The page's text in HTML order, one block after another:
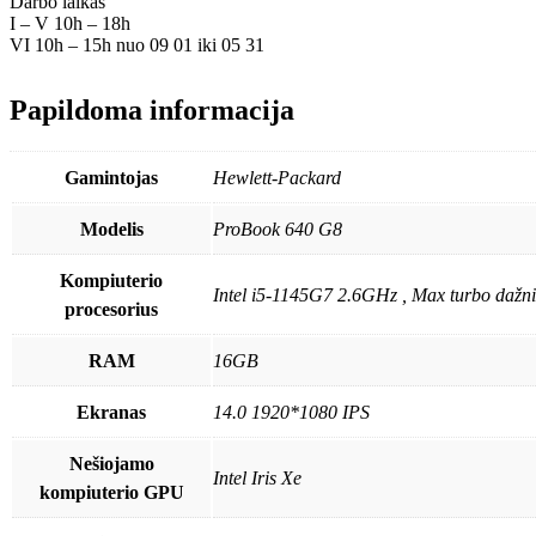
I – V 10h – 18h
VI 10h – 15h nuo 09 01 iki 05 31
Papildoma informacija
Gamintojas Hewlett-Packard
Modelis ProBook 640 G8
Kompiuterio
procesorius
Intel i5-1145G7 2.6GHz , Max turbo
RAM 16GB
Ekranas 14.0 1920*1080 IPS
Nešiojamo
kompiuterio GPU
Intel Iris Xe